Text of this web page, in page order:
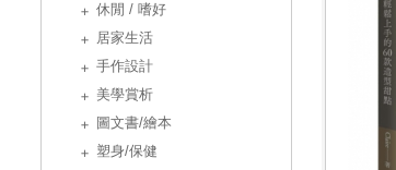
休閒 / 嗜好
居家生活
手作設計
美學賞析
圖文書/繪本
塑身/保健